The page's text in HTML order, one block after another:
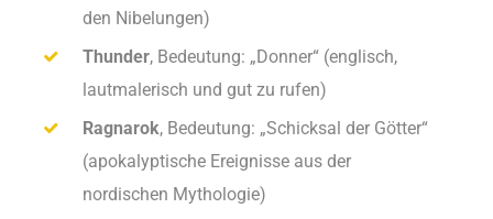
den Nibelungen)
Thunder, Bedeutung: „Donner“ (englisch,
lautmalerisch und gut zu rufen)
Ragnarok, Bedeutung: „Schicksal der Götter“
(apokalyptische Ereignisse aus der
nordischen Mythologie)